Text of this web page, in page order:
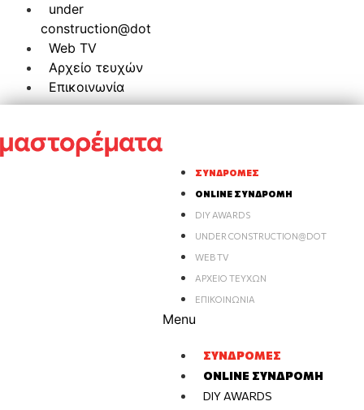
under
construction@dot
Web TV
Αρχείο τευχών
Επικοινωνία
ΣΥΝΔΡΟΜΈΣ
ONLINE ΣΥΝΔΡΟΜΉ
DIY AWARDS
UNDER CONSTRUCTION@DOT
WEB TV
ΑΡΧΕΊΟ ΤΕΥΧΏΝ
ΕΠΙΚΟΙΝΩΝΊΑ
Menu
ΣΥΝΔΡΟΜΈΣ
ONLINE ΣΥΝΔΡΟΜΉ
DIY AWARDS